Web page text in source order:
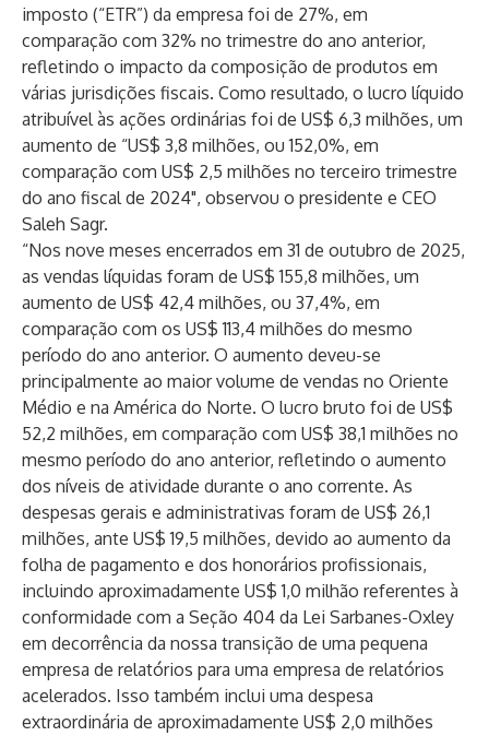
imposto (“ETR”) da empresa foi de 27%, em
comparação com 32% no trimestre do ano anterior,
refletindo o impacto da composição de produtos em
várias jurisdições fiscais. Como resultado, o lucro líquido
atribuível às ações ordinárias foi de US$ 6,3 milhões, um
aumento de “US$ 3,8 milhões, ou 152,0%, em
comparação com US$ 2,5 milhões no terceiro trimestre
do ano fiscal de 2024", observou o presidente e CEO
Saleh Sagr.
“Nos nove meses encerrados em 31 de outubro de 2025,
as vendas líquidas foram de US$ 155,8 milhões, um
aumento de US$ 42,4 milhões, ou 37,4%, em
comparação com os US$ 113,4 milhões do mesmo
período do ano anterior. O aumento deveu-se
principalmente ao maior volume de vendas no Oriente
Médio e na América do Norte. O lucro bruto foi de US$
52,2 milhões, em comparação com US$ 38,1 milhões no
mesmo período do ano anterior, refletindo o aumento
dos níveis de atividade durante o ano corrente. As
despesas gerais e administrativas foram de US$ 26,1
milhões, ante US$ 19,5 milhões, devido ao aumento da
folha de pagamento e dos honorários profissionais,
incluindo aproximadamente US$ 1,0 milhão referentes à
conformidade com a Seção 404 da Lei Sarbanes-Oxley
em decorrência da nossa transição de uma pequena
empresa de relatórios para uma empresa de relatórios
acelerados. Isso também inclui uma despesa
extraordinária de aproximadamente US$ 2,0 milhões